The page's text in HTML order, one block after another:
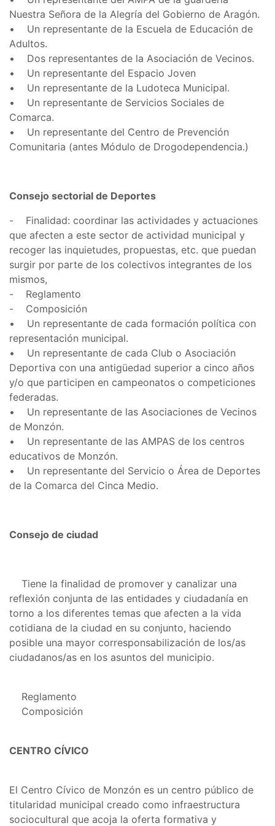
Nuestra Señora de la Alegría del Gobierno de Aragón.
• Un representante de la Escuela de Educación de
Adultos.
• Dos representantes de la Asociación de Vecinos.
• Un representante del Espacio Joven
• Un representante de la Ludoteca Municipal.
• Un representante de Servicios Sociales de
Comarca.
• Un representante del Centro de Prevención
Comunitaria (antes Módulo de Drogodependencia.)
Consejo sectorial de Deportes
- Finalidad: coordinar las actividades y actuaciones
que afecten a este sector de actividad municipal y
recoger las inquietudes, propuestas, etc. que puedan
surgir por parte de los colectivos integrantes de los
mismos,
- Reglamento
- Composición
• Un representante de cada formación política con
representación municipal.
• Un representante de cada Club o Asociación
Deportiva con una antigüedad superior a cinco años
y/o que participen en campeonatos o competiciones
federadas.
• Un representante de las Asociaciones de Vecinos
de Monzón.
• Un representante de las AMPAS de los centros
educativos de Monzón.
• Un representante del Servicio o Área de Deportes
de la Comarca del Cinca Medio.
Consejo de ciudad
Tiene la finalidad de promover y canalizar una
reflexión conjunta de las entidades y ciudadanía en
torno a los diferentes temas que afecten a la vida
cotidiana de la ciudad en su conjunto, haciendo
posible una mayor corresponsabilización de los/as
ciudadanos/as en los asuntos del municipio.
Reglamento
Composición
CENTRO CÍVICO
El Centro Cívico de Monzón es un centro público de
titularidad municipal creado como infraestructura
sociocultural que acoja la oferta formativa y